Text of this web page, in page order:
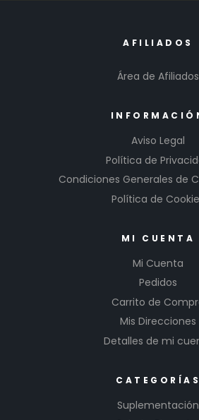
AFILIADOS
Área de Afiliados
Aviso Legal
Política de
Condiciones Generales de
Política de
MI CUENTA
Mi Cuenta
Pedidos
Carrito de
Mis Direcciones
Detalles de mi
CATEGORÍAS
Suplementación